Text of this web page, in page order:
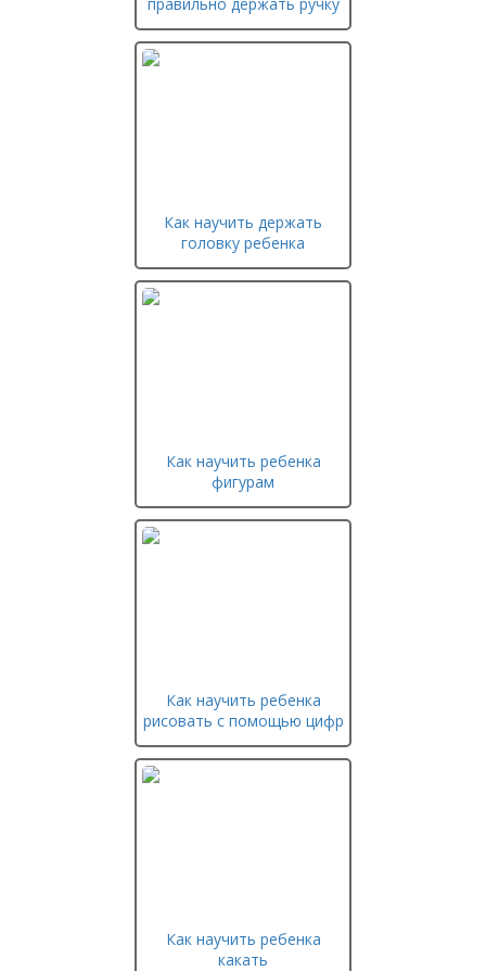
Как научить держать
головку ребенка
Как научить ребенка
фигурам
Как научить ребенка
рисовать с помощью цифр
Как научить ребенка
какать